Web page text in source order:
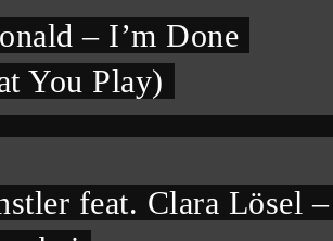
– I’m Done
You Play)
feat. Clara Lösel –